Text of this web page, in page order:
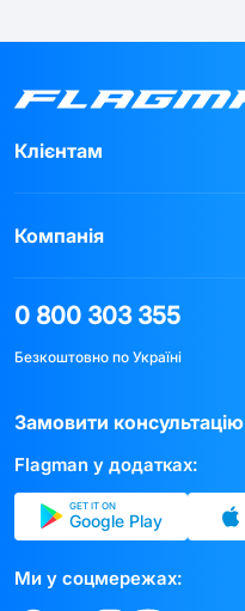
Клієнтам
Компанія
0 800 303 355
Безкоштовно по Україні
Замовити консультацію
Flagman у додатках:
GET IT ON
Google Play
Ми у соцмережах: